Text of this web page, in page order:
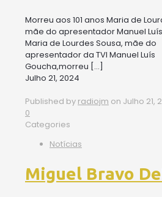
Morreu aos 101 anos Maria de
mãe do apresentador Manuel
Maria de Lourdes Sousa, mãe do
apresentador da TVI Manuel Luís
Goucha,morreu […]
Julho 21, 2024
Published by radiojm on Julho 21,
0
Categories
Notícias
Miguel Bravo